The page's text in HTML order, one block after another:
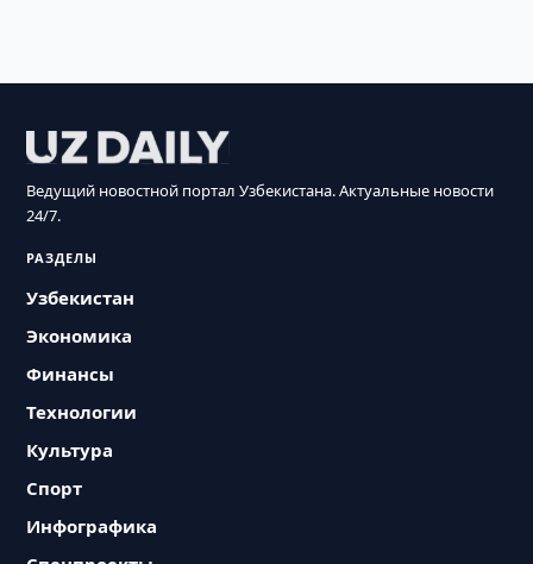
Ведущий новостной портал Узбекистана. Актуальные новости
24/7.
РАЗДЕЛЫ
Узбекистан
Экономика
Финансы
Технологии
Культура
Спорт
Инфографика